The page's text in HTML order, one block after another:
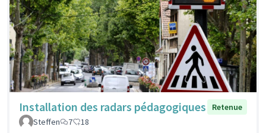
Installation des radars pédagogiques
Retenue
Steffen
7 18